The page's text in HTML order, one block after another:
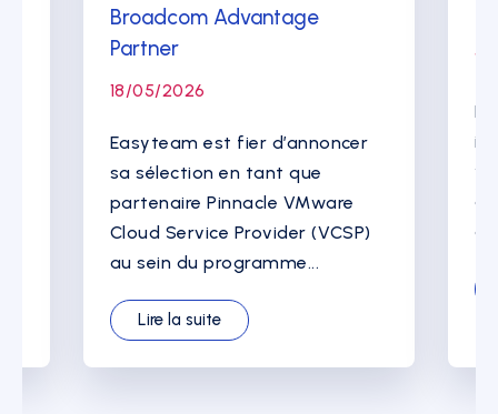
Broadcom Advantage
Partner
18/05/2026
Easyteam est fier d’annoncer
sa sélection en tant que
partenaire Pinnacle VMware
Cloud Service Provider (VCSP)
au sein du programme...
Lire la suite
y